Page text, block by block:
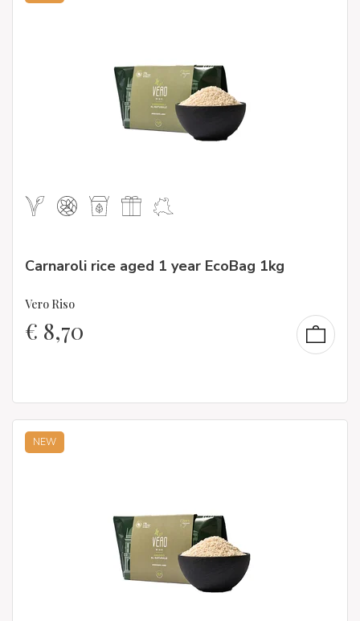
Carnaroli rice aged 1 year EcoBag 1kg
Vero Riso
€ 8,70
NEW